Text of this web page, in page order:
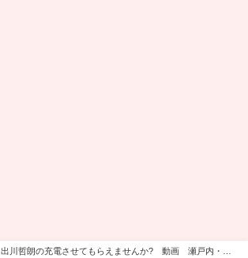
出川哲朗の充電させてもらえませんか? 動画 瀬戸内・絶